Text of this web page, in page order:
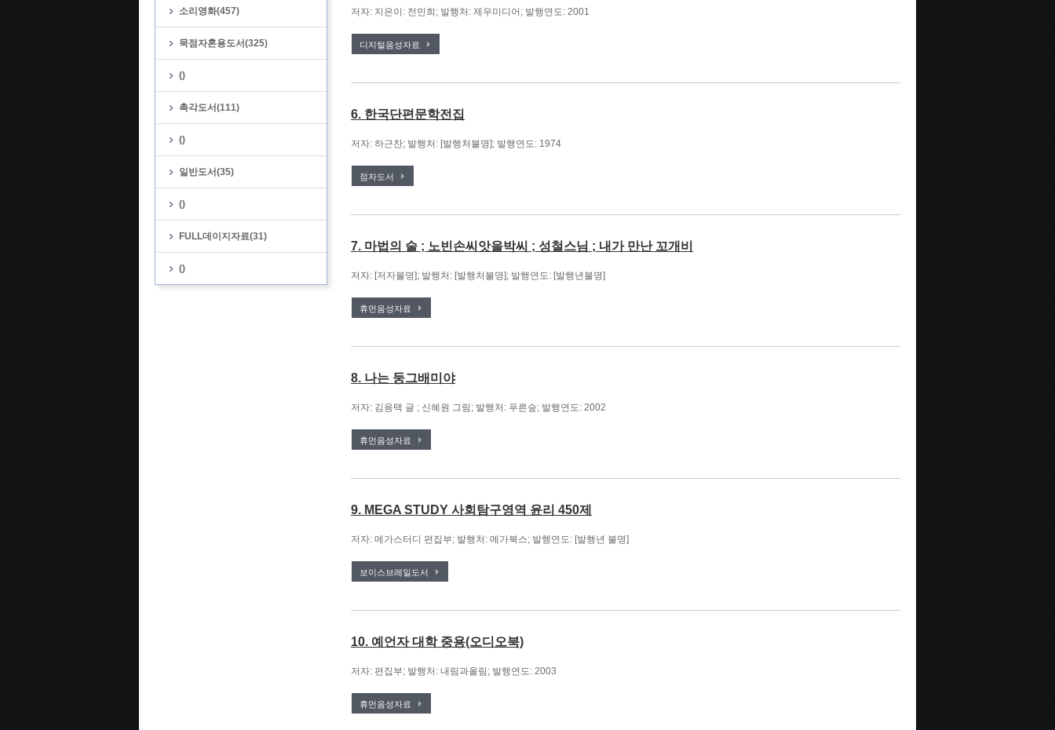
소리영화(457)
묵점자혼용도서(325)
()
촉각도서(111)
()
일반도서(35)
()
FULL데이지자료(31)
()
저자: 지은이: 전민희; 발행처: 제우미디어; 발행연도: 2001
디지털음성자료
6. 한국단편문학전집
저자: 하근찬; 발행처: [발행처불명]; 발행연도: 1974
점자도서
7. 마법의 술 ; 노빈손씨앗을박씨 ; 성철스님 ; 내가 만난 꼬개비
저자: [저자불명]; 발행처: [발행처불명]; 발행연도: [발행년불명]
휴먼음성자료
8. 나는 둥그배미야
저자: 김용택 글 ; 신혜원 그림; 발행처: 푸른숲; 발행연도: 2002
휴먼음성자료
9. MEGA STUDY 사회탐구영역 윤리 450제
저자: 메가스터디 편집부; 발행처: 메가북스; 발행연도: [발행년 불명]
보이스브레일도서
10. 예언자 대학 중용(오디오북)
저자: 편집부; 발행처: 내림과올림; 발행연도: 2003
휴먼음성자료